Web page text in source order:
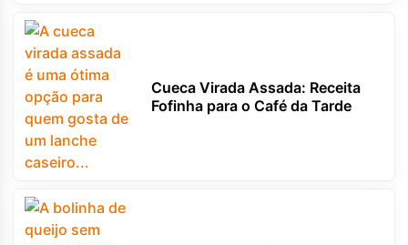
Cueca Virada Assada: Receita
Fofinha para o Café da Tarde